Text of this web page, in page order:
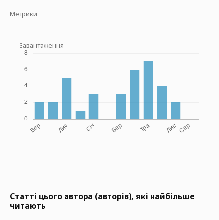
Метрики
Завантаження
Статті цього автора (авторів), які найбільше
читають